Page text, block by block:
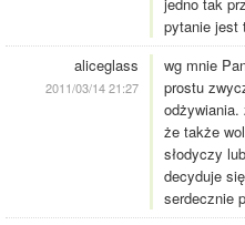
pytanie jest
aliceglass
2011/03/14 21:27
wg mnie
prostu
odżywiania.
że także
słodyczy
decyduje
serdecznie